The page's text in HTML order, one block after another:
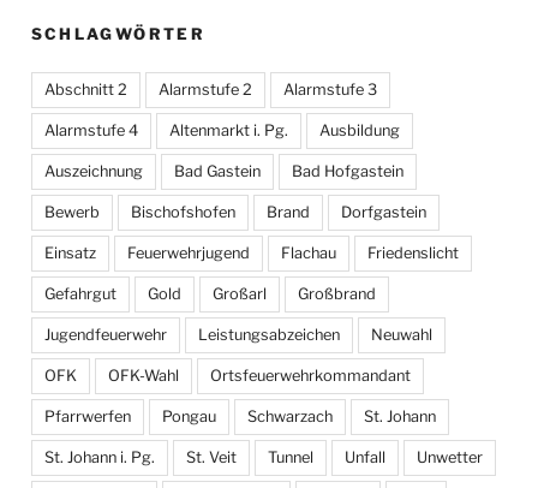
SCHLAGWÖRTER
Abschnitt 2 Alarmstufe 2 Alarmstufe 3
Alarmstufe 4 Altenmarkt i. Pg. Ausbildung
Auszeichnung Bad Gastein Bad Hofgastein
Bewerb Bischofshofen Brand Dorfgastein
Einsatz Feuerwehrjugend Flachau Friedenslicht
Gefahrgut Gold Großarl Großbrand
Jugendfeuerwehr Leistungsabzeichen Neuwahl
OFK OFK-Wahl Ortsfeuerwehrkommandant
Pfarrwerfen Pongau Schwarzach St. Johann
St. Johann i. Pg. St. Veit Tunnel Unfall Unwetter